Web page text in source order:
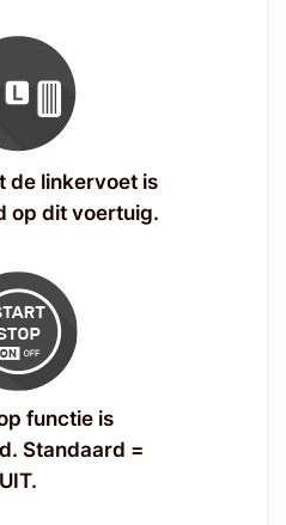
de linkervoet is
op dit voertuig.
functie is
Standaard =
UIT.